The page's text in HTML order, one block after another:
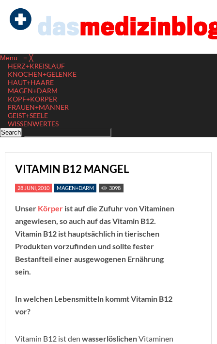
Menu ≡ ╳
HERZ+KREISLAUF
KNOCHEN+GELENKE
HAUT+HAARE
MAGEN+DARM
KOPF+KÖRPER
FRAUEN+MÄNNER
GEIST+SEELE
WISSENWERTES
VITAMIN B12 MANGEL
28 JUNI, 2010 MAGEN+DARM 3098
Unser Körper ist auf die Zufuhr von Vitaminen
angewiesen, so auch auf das Vitamin B12.
Vitamin B12 ist hauptsächlich in tierischen
Produkten vorzufinden und sollte fester
Bestanfteil einer ausgewogenen Ernährung
sein.
In welchen Lebensmitteln kommt Vitamin B12
vor?
Vitamin B12 ist den wasserlöslichenVitaminen